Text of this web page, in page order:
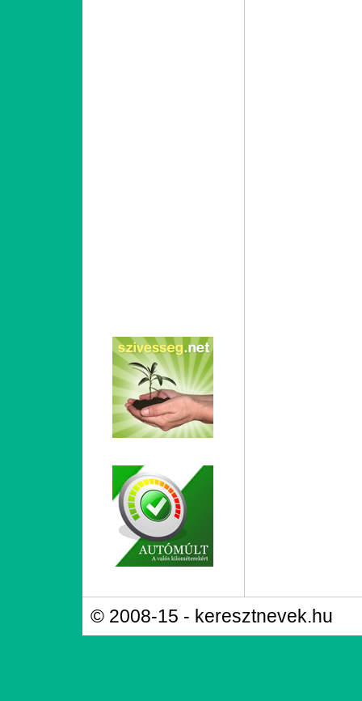
© 2008-15 - keresztnevek.hu